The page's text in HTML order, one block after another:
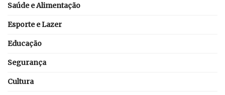
Saúde e Alimentação
Esporte e Lazer
Educação
Segurança
Cultura